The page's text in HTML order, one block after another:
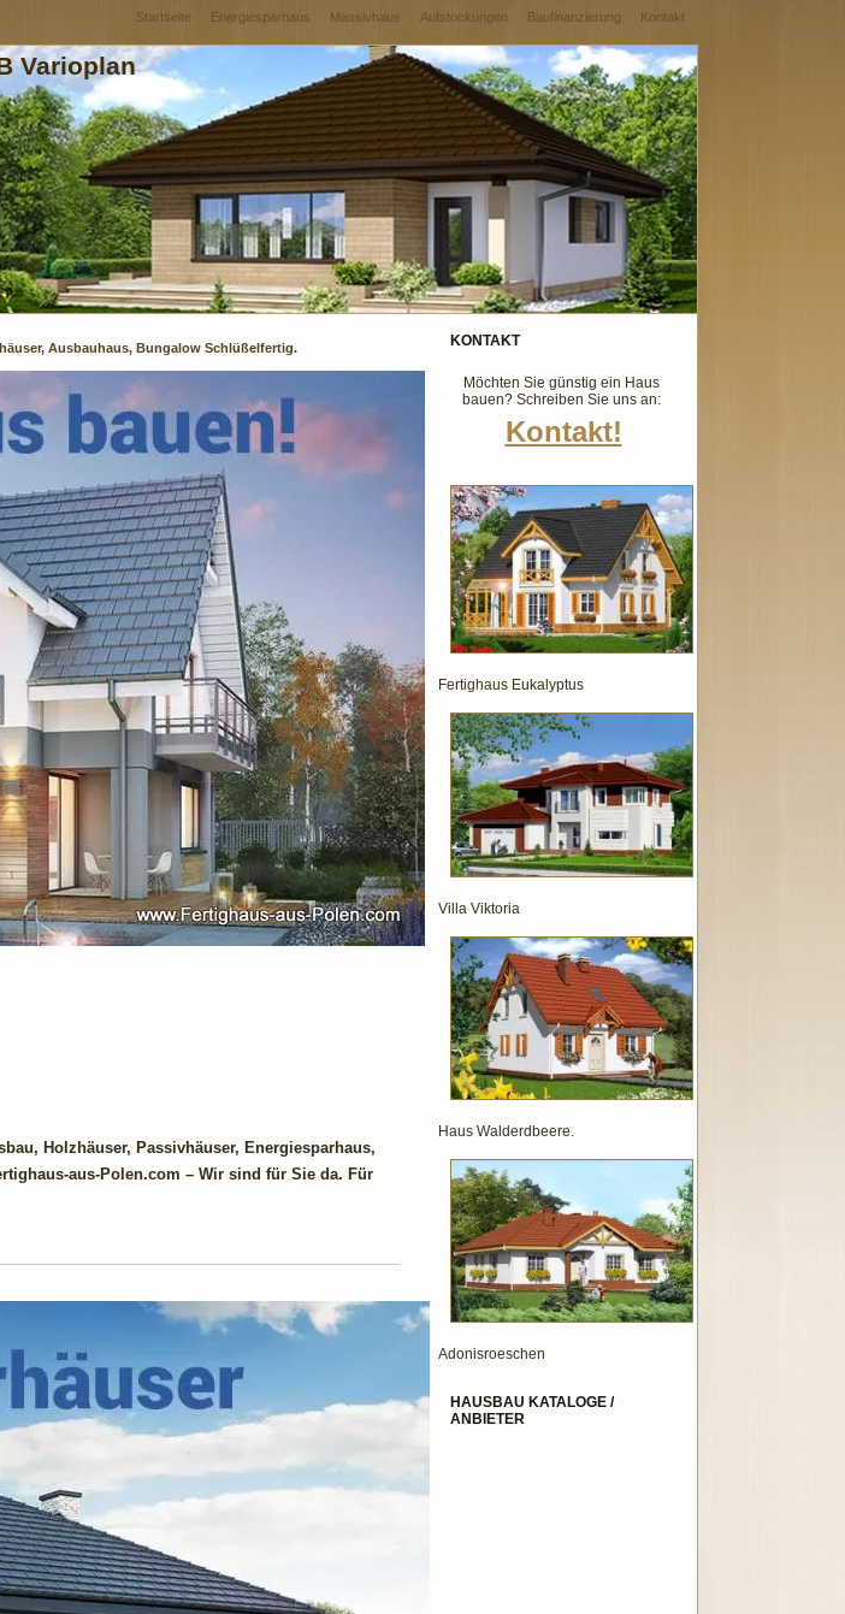
Startseite Energiesparhaus Massivhaus Aufstockungen Baufinanzierung Kontakt
Varioplan
Ausbauhaus, Bungalow Schlüßelfertig.
Holzhäuser, Passivhäuser, Energiesparhaus,
aus-Polen.com – Wir sind für Sie da. Für
KONTAKT
Möchten Sie günstig ein Haus
bauen? Schreiben Sie uns an:
Kontakt!
Fertighaus Eukalyptus
Villa Viktoria
Haus Walderdbeere.
Adonisroeschen
HAUSBAU KATALOGE /
ANBIETER